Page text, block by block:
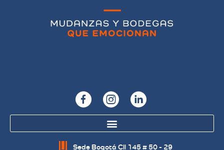
Sede Bogotá Cll 145 # 50 - 29